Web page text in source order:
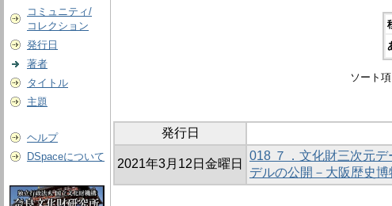
コミュニティ/
コレクション
発行日
著者
タイトル
主題
ヘルプ
DSpaceについて
ソート
発行日
2021年3月12日金曜日
018 ７．文化財三次元
デルの公開－大阪歴史博